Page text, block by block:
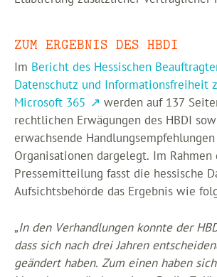
ZUM ERGEBNIS DES HBDI
Im Bericht des Hessischen
Datenschutz und Informationsfreiheit
Microsoft 365
werden auf 137
rechtlichen Erwägungen des HBDI
erwachsende
Organisationen dargelegt. Im Rahmen
Pressemitteilung fasst die hessische
Aufsichtsbehörde das Ergebnis wie
„In den Verhandlungen konnte der
dass sich nach drei Jahren
geändert haben. Zum einen haben